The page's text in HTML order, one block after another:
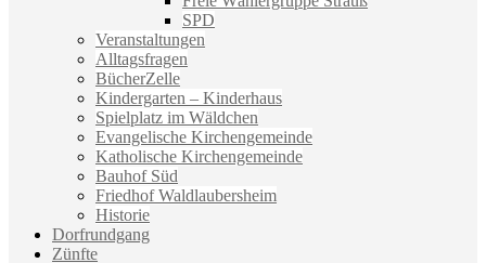
SPD
Veranstaltungen
Alltagsfragen
BücherZelle
Kindergarten – Kinderhaus
Spielplatz im Wäldchen
Evangelische Kirchengemeinde
Katholische Kirchengemeinde
Bauhof Süd
Friedhof Waldlaubersheim
Historie
Dorfrundgang
Zünfte